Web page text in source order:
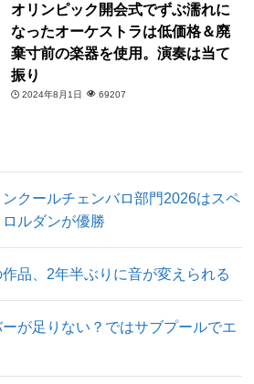
オリンピック開会式でずぶ濡れに
なったオーケストラは低価格＆廃
棄寸前の楽器を使用。演奏は当て
振り
2024年8月1日 69207
クールチェンバロ部門2026はスペ
ルダンが優勝
品、2年半ぶりに音が変えられる
が足りない？ではサブプールでエ